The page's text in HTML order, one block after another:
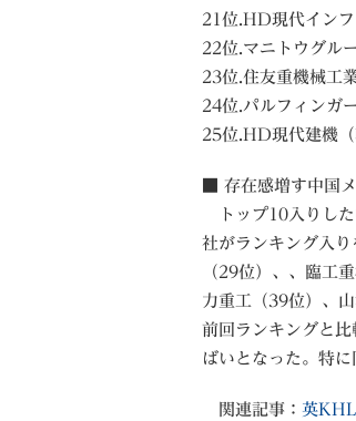
21位.HD現代インフ
22位.マニトウグル
23位.住友重機械工
24位.パルフィンガ
25位.HD現代建機（
■ 存在感増す中国
トップ10入りした
社がランキング入
（29位）、、臨工
力重工（39位）、
前回ランキングと
ばいとなった。特
関連記事： 英KHL